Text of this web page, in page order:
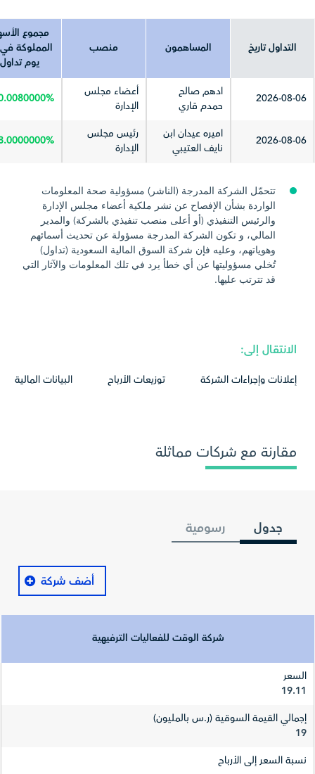
التداول تاريخ المساهمون منصب
مجموع
المملوكة
يوم تداول
2026-08-06
ادهم صالح
حمدم قاري
أعضاء مجلس
الإدارة
2026-08-06
اميره عيدان ابن
نايف العتيبي
رئيس مجلس
الإدارة
تتحمّل الشركة المدرجة (الناشر) مسؤولية صحة المعلومات
الواردة بشأن الإفصاح عن نشر ملكية أعضاء مجلس الإدارة
والرئيس التنفيذي (أو أعلى منصب تنفيذي بالشركة) والمدير
المالي، و تكون الشركة المدرجة مسؤولة عن تحديث أسمائهم
وهوياتهم، وعليه فإن شركة السوق المالية السعودية (تداول)
تُخلي مسؤوليتها عن أي خطأ يرد في تلك المعلومات والآثار التي
قد تترتب عليها.
الانتقال إلى:
إعلانات وإجراءات الشركة توزيعات الأرباح البيانات المالية
مقارنة مع شركات مماثلة
جدول رسومية
أضف شركة
شركة الوقت للفعاليات الترفيهية
السعر
19.11
إجمالي القيمة السوقية (ر.س بالمليون)
19
نسبة السعر إلى الأرباح